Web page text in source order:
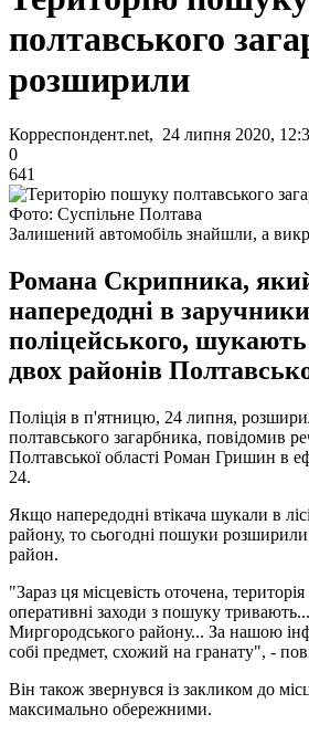
полтавського
розширили
Корреспондент.net, 24 липня 2020,
0
641
Фото: Суспільне Полтава
Залишений автомобіль знайшли, а
Романа Скрипника,
напередодні в заручники
поліцейського, шукають
двох районів
Поліція в п'ятницю, 24 липня,
полтавського загарбника, повідомив
Полтавської області Роман Гришин в
24.
Якщо напередодні втікача шукали в
району, то сьогодні пошуки
район.
"Зараз ця місцевість оточена,
оперативні заходи з пошуку
Миргородського району... За нашою
собі предмет, схожий на гранату", -
Він також звернувся із закликом до
максимально обережними.